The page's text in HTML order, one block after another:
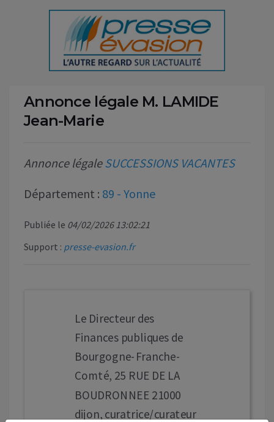
Annonce légale M. LAMIDE
Jean-Marie
Annonce légaleSUCCESSIONS VACANTES
Département : 89 - Yonne
Publiée le 04/02/2026 13:02:21
Support : presse-evasion.fr
Le Directeur des
Finances publiques de
Bourgogne-Franche-
Comté, 25 RUE DE LA
BOUDRONNEE 21000
dijon, curatrice/curateur